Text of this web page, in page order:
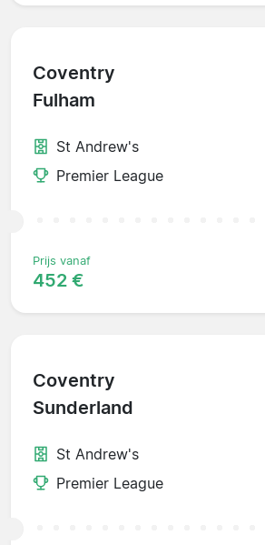
Coventry
Fulham
St Andrew's
Premier League
Prijs vanaf
452 €
Coventry
Sunderland
St Andrew's
Premier League